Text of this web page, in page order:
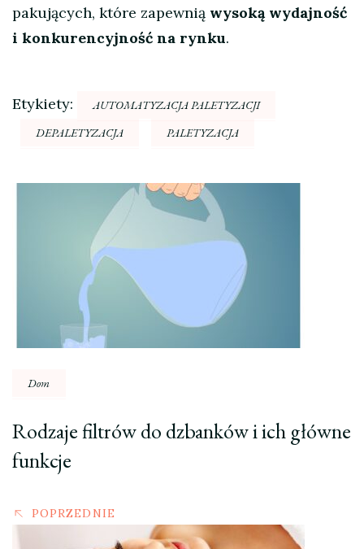
pakujących, które zapewnią wysoką wydajność
i konkurencyjność na rynku.
Etykiety:
AUTOMATYZACJA PALETYZACJI
DEPALETYZACJA
PALETYZACJA
Nawigacja
Dom
Rodzaje filtrów do dzbanków i ich główne
funkcje
POPRZEDNIE